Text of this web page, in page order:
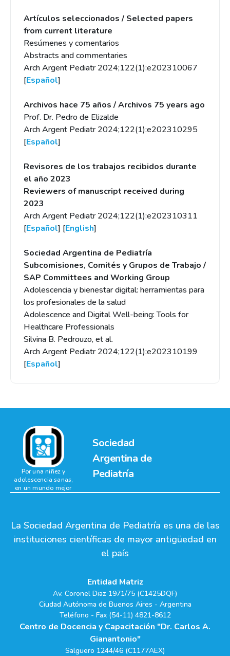
Artículos seleccionados / Selected papers
from current literature
Resúmenes y comentarios
Abstracts and commentaries
Arch Argent Pediatr 2024;122(1):e202310067
[Español]
Archivos hace 75 años / Archivos 75 years ago
Prof. Dr. Pedro de Elizalde
Arch Argent Pediatr 2024;122(1):e202310295
[Español]
Revisores de los trabajos recibidos durante
el año 2023
Reviewers of manuscript received during
2023
Arch Argent Pediatr 2024;122(1):e202310311
[Español] [English]
Sociedad Argentina de Pediatría
Subcomisiones, Comités y Grupos de Trabajo /
SAP Committees and Working Group
Adolescencia y bienestar digital: herramientas para
los profesionales de la salud
Adolescence and Digital Well-being: Tools for
Healthcare Professionals
Silvina B. Pedrouzo, et al.
Arch Argent Pediatr 2024;122(1):e202310199
[Español]
Sociedad
Argentina de
Pediatría
Por una niñez y
adolescencia sanas,
en un mundo mejor
La Sociedad Argentina de Pediatría es una de las
instituciones científicas de mayor antigüedad en
el país
Entidad Matriz
Av. Coronel Diaz 1971/75 (C1425DQF)
Ciudad Autónoma de Buenos Aires - Argentina
Teléfono - Fax (54-11) 4821-8612
Centro de Docencia y Capacitación "Dr. Carlos A.
Gianantonio"
Salguero 1244/46 (C1177AEX)